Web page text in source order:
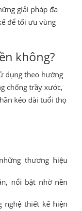
giải pháp đa
để tối ưu vùng
không?
dụng theo hướng
chống trầy xước,
kéo dài tuổi thọ
thương hiệu
nổi bật nhờ nền
nghệ thiết kế hiện